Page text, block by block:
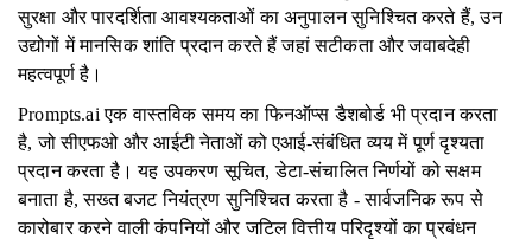
सुरक्षा और पारदर्शिता आवश्यकताओं का अनुपालन सुनिश्चित करते हैं, उन
उद्योगों में मानसिक शांति प्रदान करते हैं जहां सटीकता और जवाबदेही
महत्वपूर्ण है।
Prompts.ai एक वास्तविक समय का फिनऑप्स डैशबोर्ड भी प्रदान करता
है, जो सीएफओ और आईटी नेताओं को एआई-संबंधित व्यय में पूर्ण दृश्यता
प्रदान करता है। यह उपकरण सूचित, डेटा-संचालित निर्णयों को सक्षम
बनाता है, सख्त बजट नियंत्रण सुनिश्चित करता है - सार्वजनिक रूप से
कारोबार करने वाली कंपनियों और जटिल वित्तीय परिदृश्यों का प्रबंधन